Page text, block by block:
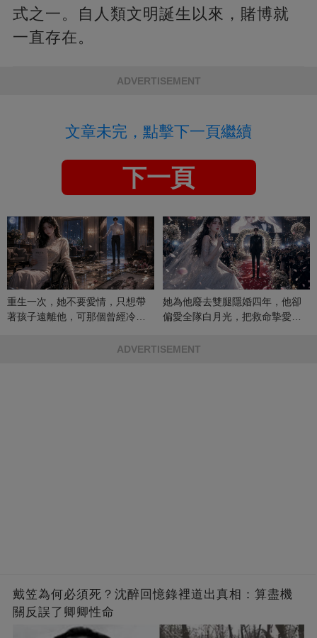
式之一。自人類文明誕生以來，賭博就
一直存在。
ADVERTISEMENT
文章未完，點擊下一頁繼續
下一頁
重生一次，她不要愛情，只想帶
著孩子遠離他，可那個曾經冷漠
她為他廢去雙腿隱婚四年，他卻
偏愛全隊白月光，把救命摯愛當
ADVERTISEMENT
戴笠為何必須死？沈醉回憶錄裡道出真相：算盡機
關反誤了卿卿性命